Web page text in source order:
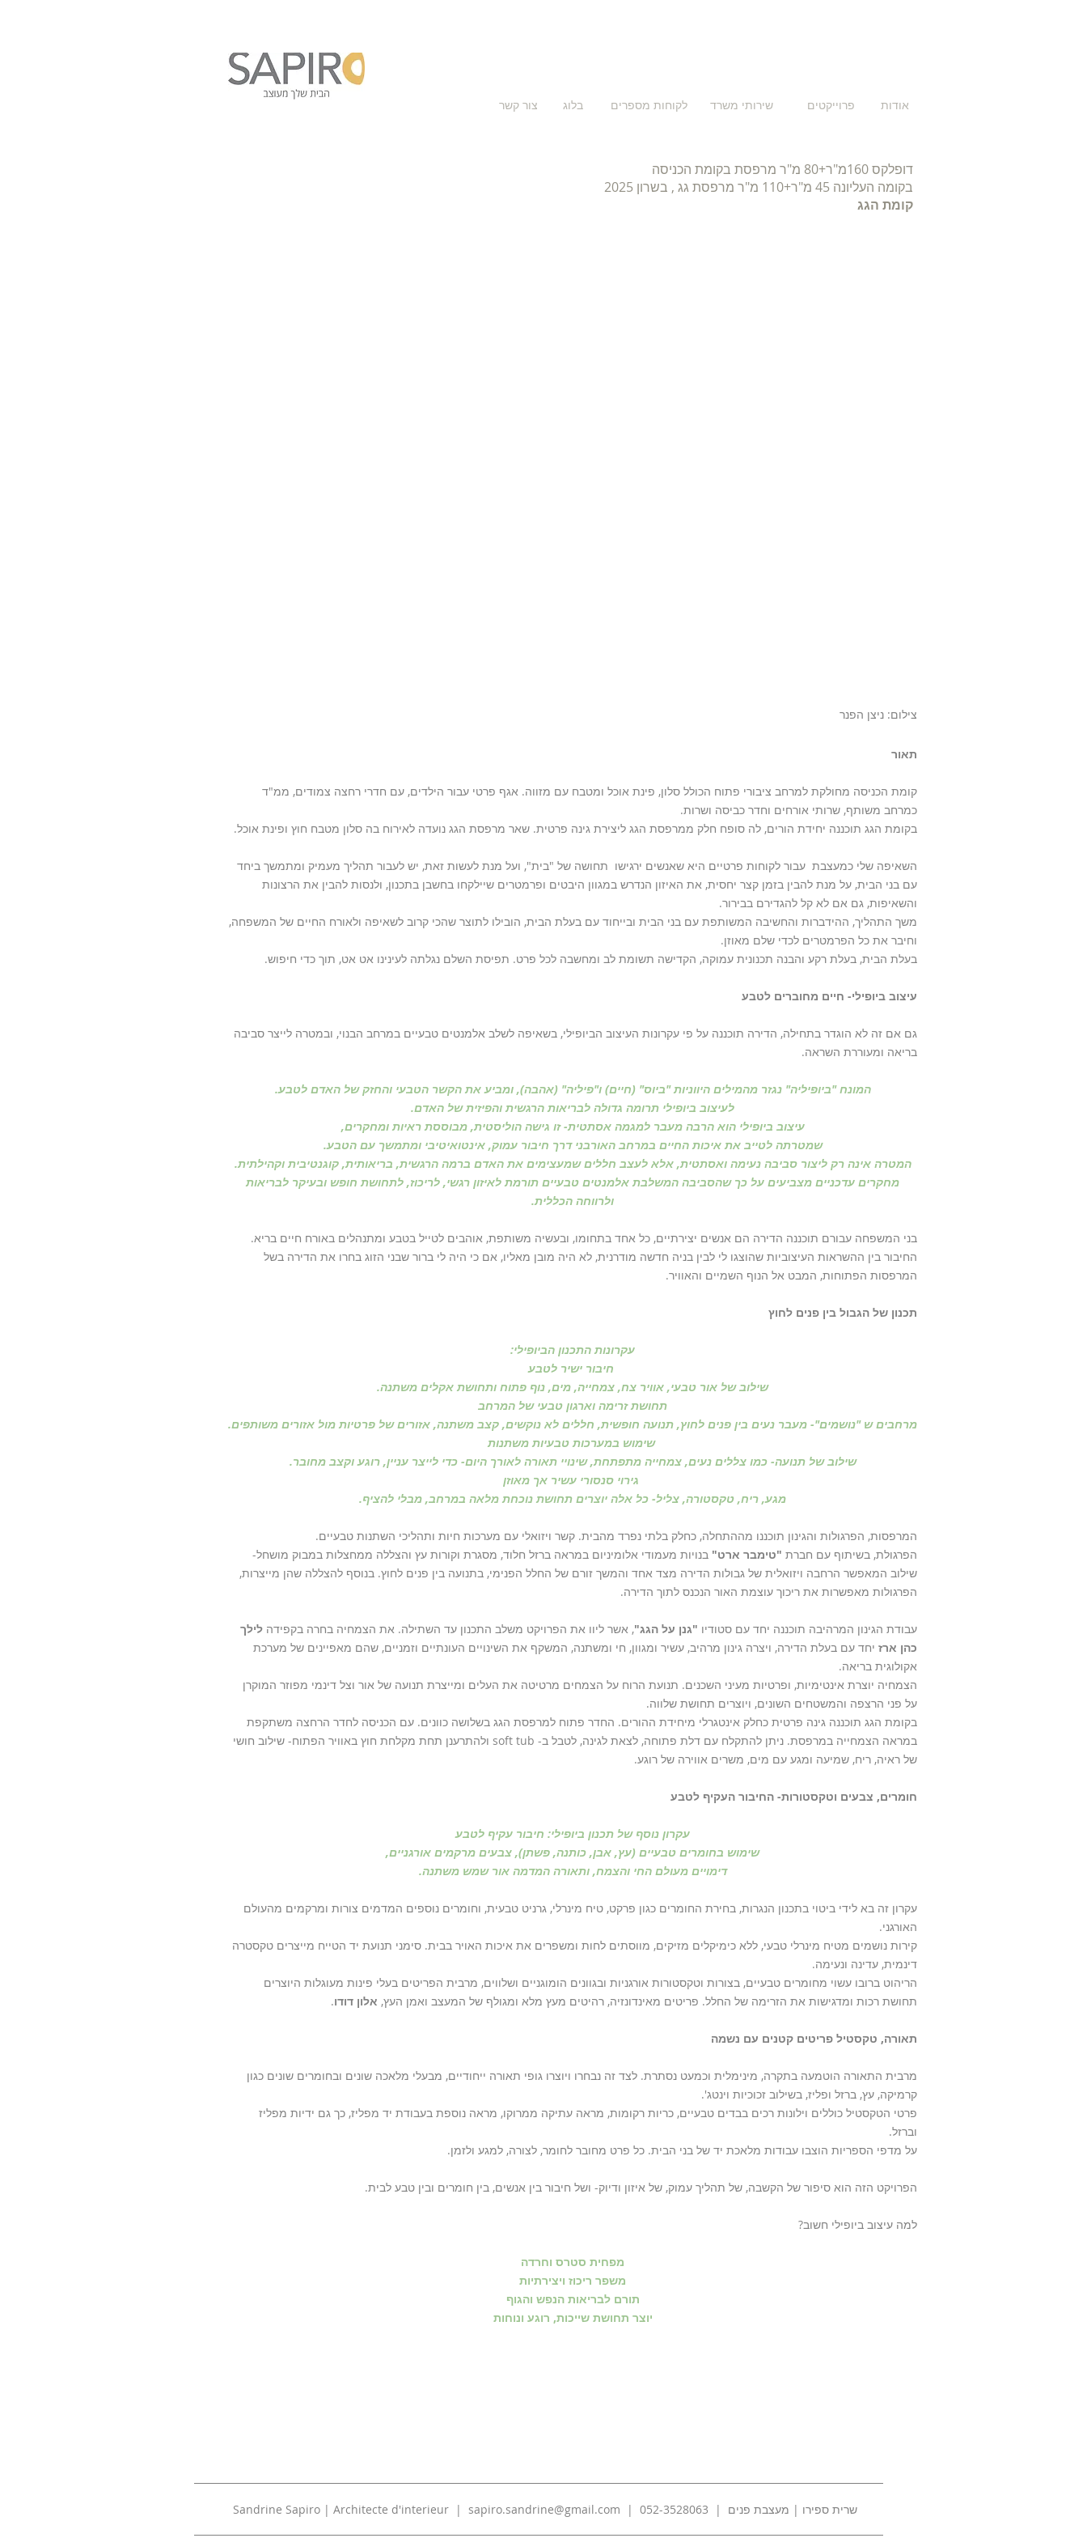
צור קשר בלוג לקוחות מספרים שירותי משרד פרוייקטים אודות
דופלקס 160מ"ר+80 מ"ר מרפסת בקומת הכניסה
בקומה העליונה 45 מ"ר+110 מ"ר מרפסת גג , בשרון 2025
קומת הגג
צילום: ניצן הפנר
תאור
קומת הכניסה מחולקת למרחב ציבורי פתוח הכולל סלון, פינת אוכל ומטבח עם מזווה. אגף פרטי עבור הילדים, עם חדרי רחצה צמודים, ממ"ד
כמרחב משותף, שרותי אורחים וחדר כביסה ושרות.
בקומת הגג תוכננה יחידת הורים, לה סופח חלק ממרפסת הגג ליצירת גינה פרטית. שאר מרפסת הגג נועדה לאירוח בה סלון מטבח חוץ ופינת אוכל.
השאיפה שלי כמעצבת עבור לקוחות פרטיים היא שאנשים ירגישו תחושה של "בית", ועל מנת לעשות זאת, יש לעבור תהליך מעמיק ומתמשך ביחד
עם בני הבית, על מנת להבין בזמן קצר יחסית, את האיזון הנדרש במגוון היבטים ופרמטרים שיילקחו בחשבן בתכנון, ולנסות להבין את הרצונות
והשאיפות, גם אם לא קל להגדירם בבירור.
משך התהליך, ההידברות והחשיבה המשותפת עם בני הבית ובייחוד עם בעלת הבית, הובילו לתוצר שהכי קרוב לשאיפה ולאורח החיים של המשפחה,
וחיבר את כל הפרמטרים לכדי שלם מאוזן.
בעלת הבית, בעלת רקע והבנה תכנונית עמוקה, הקדישה תשומת לב ומחשבה לכל פרט. תפיסת השלם נגלתה לעינינו אט אט, תוך כדי חיפוש.
עיצוב ביופילי- חיים מחוברים לטבע
גם אם זה לא הוגדר בתחילה, הדירה תוכננה על פי עקרונות העיצוב הביופילי, בשאיפה לשלב אלמנטים טבעיים במרחב הבנוי, ובמטרה לייצר סביבה
בריאה ומעוררת השראה.
המונח "ביופיליה" נגזר מהמילים היווניות "ביוס" (חיים) ו"פיליה" (אהבה), ומביע את הקשר הטבעי והחזק של האדם לטבע.
לעיצוב ביופילי תרומה גדולה לבריאות הרגשית והפיזית של האדם.
עיצוב ביופילי הוא הרבה מעבר למגמה אסתטית- זו גישה הוליסטית, מבוססת ראיות ומחקרים,
שמטרתה לטייב את איכות החיים במרחב האורבני דרך חיבור עמוק, אינטואיטיבי ומתמשך עם הטבע.
המטרה אינה רק ליצור סביבה נעימה ואסתטית, אלא לעצב חללים שמעצימים את האדם ברמה הרגשית, בריאותית, קוגנטיבית וקהילתית.
מחקרים עדכניים מצביעים על כך שהסביבה המשלבת אלמנטים טבעיים תורמת לאיזון רגשי, לריכוז, לתחושת חופש ובעיקר לבריאות
ולרווחה הכללית.
בני המשפחה עבורם תוכננה הדירה הם אנשים יצירתיים, כל אחד בתחומו, ובעשיה משותפת, אוהבים לטייל בטבע ומתנהלים באורח חיים בריא.
החיבור בין ההשראות העיצוביות שהוצגו לי לבין בניה חדשה מודרנית, לא היה מובן מאליו, אם כי היה לי ברור שבני הזוג בחרו את הדירה בשל
המרפסות הפתוחות, המבט אל הנוף השמיים והאוויר.
תכנון של הגבול בין פנים לחוץ
עקרונות התכנון הביופילי:
חיבור ישיר לטבע
שילוב של אור טבעי, אוויר צח, צמחייה, מים, נוף פתוח ותחושת אקלים משתנה.
תחושת זרימה וארגון טבעי של המרחב
מרחבים ש "נושמים"- מעבר נעים בין פנים לחוץ, תנועה חופשית, חללים לא נוקשים, קצב משתנה, אזורים של פרטיות מול אזורים משותפים.
שימוש במערכות טבעיות משתנות
שילוב של תנועה- כמו צללים נעים, צמחייה מתפתחת, שינויי תאורה לאורך היום- כדי לייצר עניין, רוגע וקצב מחובר.
גירוי סנסורי עשיר אך מאוזן
מגע, ריח, טקסטורה, צליל- כל אלה יוצרים תחושת נוכחת מלאה במרחב, מבלי להציף.
המרפסות, הפרגולות והגינון תוכננו מההתחלה, כחלק בלתי נפרד מהבית. קשר ויזואלי עם מערכות חיות ותהליכי השתנות טבעיים.
הפרגולת, בשיתוף עם חברת "טימבר ארט" בנויות מעמודי אלומיניום במראה ברזל חלוד, מסגרת וקורות עץ והצללה ממחצלות במבוק מושחל-
שילוב המאפשר הרחבה ויזואלית של גבולות הדירה מצד אחד והמשך זורם של החלל הפנימי, בתנועה בין פנים לחוץ. בנוסף להצללה שהן מייצרות,
הפרגולות מאפשרות את ריכוך עוצמת האור הנכנס לתוך הדירה.
עבודת הגינון המרהיבה תוכננה יחד עם סטודיו "גנן על הגג", אשר ליוו את הפרויקט משלב התכנון עד השתילה. את הצמחיה בחרה בקפידה לילך
כהן ארז יחד עם בעלת הדירה, ויצרה גינון מרהיב, עשיר ומגוון, חי ומשתנה, המשקף את השינויים העונתיים וזמניים, שהם מאפיינים של מערכת
אקולוגית בריאה.
הצמחיה יוצרת אינטימיות, ופרטיות מעיני השכנים. תנועת הרוח על הצמחים מרטיטה את העלים ומייצרת תנועה של אור וצל דינמי מפוזר המוקרן
על פני הרצפה והמשטחים השונים, ויוצרים תחושת שלווה.
בקומת הגג תוכננה גינה פרטית כחלק אינטגרלי מיחידת ההורים. החדר פתוח למרפסת הגג בשלושה כוונים. עם הכניסה לחדר הרחצה משתקפת
במראה הצמחייה במרפסת. ניתן להתקלח עם דלת פתוחה, לצאת לגינה, לטבל ב- soft tub ולהתרענן תחת מקלחת חוץ באוויר הפתוח- שילוב חושי
של ראיה, ריח, שמיעה ומגע עם מים, משרים אווירה של רוגע.
חומרים, צבעים וטקסטורות- החיבור העקיף לטבע
עקרון נוסף של תכנון ביופילי: חיבור עקיף לטבע
שימוש בחומרים טבעיים (עץ, אבן, כותנה, פשתן), צבעים מרקמים אורגניים,
דימויים מעולם החי והצמח, ותאורה המדמה אור שמש משתנה.
עקרון זה בא לידי ביטוי בתכנון הנגרות, בחירת החומרים כגון פרקט, טיח מינרלי, גרניט טבעית, וחומרים נוספים המדמים צורות ומרקמים מהעולם
האורגני.
קירות נושמים מטיח מינרלי טבעי, ללא כימיקלים מזיקים, מווסתים לחות ומשפרים את איכות האויר בבית. סימני תנועת יד הטייח מייצרים טקסטרה
דינמית, עדינה ונעימה.
הריהוט ברובו עשוי מחומרים טבעיים, בצורות וטקסטורות אורגניות ובגוונים הומוגניים ושלווים, מרבית הפריטים בעלי פינות מעוגלות היוצרים
תחושת רכות ומדגישות את הזרימה של החלל. פריטים מאינדונזיה, רהיטים מעץ מלא ומגולף של המעצב ואמן העץ, אלון דודו.
תאורה, טקסטיל פריטים קטנים עם נשמה
מרבית התאורה הוטמעה בתקרה, מינימלית וכמעט נסתרת. לצד זה נבחרו ויוצרו גופי תאורה ייחודיים, מבעלי מלאכה שונים ובחומרים שונים כגון
קרמיקה, עץ, ברזל ופליז, בשילוב זכוכיות וינטג'.
פרטי הטקסטיל כוללים וילונות רכים בבדים טבעיים, כריות רקומות, מראה עתיקה ממרוקו, מראה נוספת בעבודת יד מפליז, כך גם ידיות מפליז
וברזל.
על מדפי הספריות הוצבו עבודות מלאכת יד של בני הבית. כל פרט מחובר לחומר, לצורה, למגע ולזמן.
הפרויקט הזה הוא סיפור של הקשבה, של תהליך עמוק, של איזון ודיוק- ושל חיבור בין אנשים, בין חומרים ובין טבע לבית.
למה עיצוב ביופילי חשוב?
מפחית סטרס וחרדה
משפר ריכוז ויצירתיות
תורם לבריאות הנפש והגוף
יוצר תחושת שייכות, רוגע ונוחות
שרית ספירו | מעצבת פנים | 052-3528063
|
Sandrine Sapiro | Architecte d'interieur | sapiro.sandrine@gmail.com